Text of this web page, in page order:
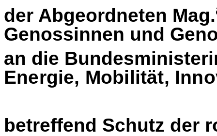
der Abgeordneten Mag.
Genossinnen und
an die
Energie, Mobilität,
betreffend Schutz der